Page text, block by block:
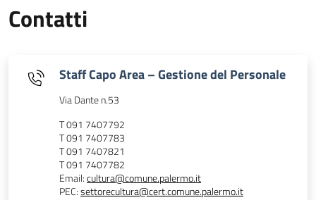
Contatti
Staff Capo Area – Gestione del Personale
Via Dante n.53
T 091 7407792
T 091 7407783
T 091 7407821
T 091 7407782
Email:cultura@comune.palermo.it
PEC:settorecultura@cert.comune.palermo.it